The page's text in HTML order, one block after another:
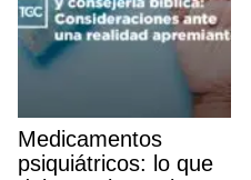
Medicamentos
psiquiátricos: lo que